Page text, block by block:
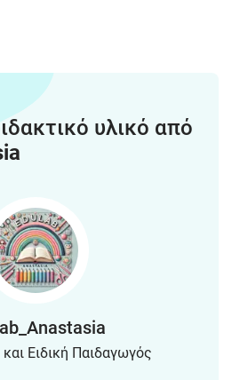
υλικό από
Ειδική Παιδαγωγός